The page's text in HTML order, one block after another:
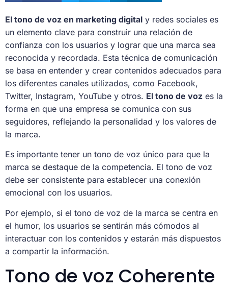
El tono de voz en marketing digital y redes sociales es
un elemento clave para construir una relación de
confianza con los usuarios y lograr que una marca sea
reconocida y recordada. Esta técnica de comunicación
se basa en entender y crear contenidos adecuados para
los diferentes canales utilizados, como Facebook,
Twitter, Instagram, YouTube y otros. El tono de voz es la
forma en que una empresa se comunica con sus
seguidores, reflejando la personalidad y los valores de
la marca.
Es importante tener un tono de voz único para que la
marca se destaque de la competencia. El tono de voz
debe ser consistente para establecer una conexión
emocional con los usuarios.
Por ejemplo, si el tono de voz de la marca se centra en
el humor, los usuarios se sentirán más cómodos al
interactuar con los contenidos y estarán más dispuestos
a compartir la información.
Tono de voz Coherente